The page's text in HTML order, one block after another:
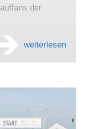
der
weiterlesen